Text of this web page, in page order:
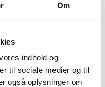
Om
indhold og
til sociale medier og til
også oplysninger om
et fast arsenal af
har båret børnene,
har ikke
atypiske